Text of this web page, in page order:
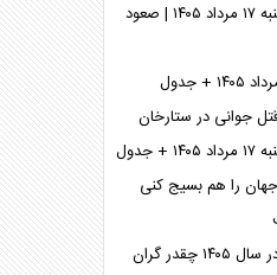
آخرین قیمت طلا امروز شنبه ۱۷ مرداد ۱۴۰۵ | صعود
جهان را هم بسیج کنی
قیمت گوشی‌های موبایل در سال ۱۴۰۵ چقدر گران